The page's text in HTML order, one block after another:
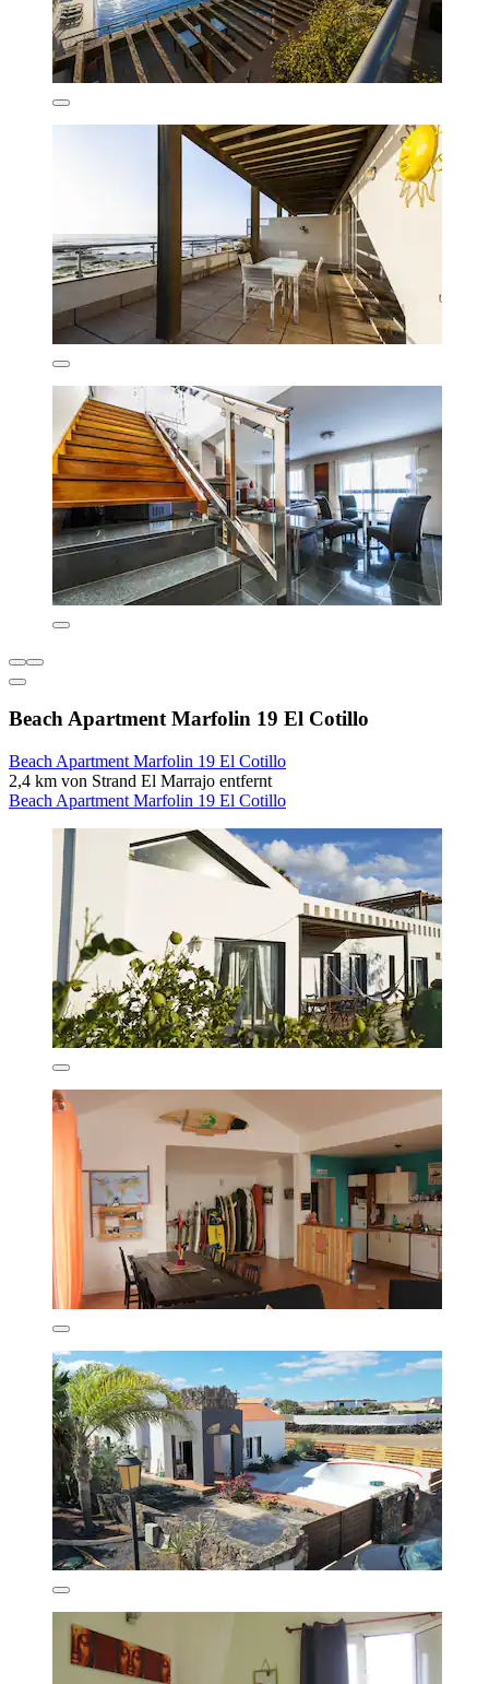
Beach Apartment Marfolin 19 El Cotillo
Beach Apartment Marfolin 19 El Cotillo
2,4 km von Strand El Marrajo entfernt
Beach Apartment Marfolin 19 El Cotillo